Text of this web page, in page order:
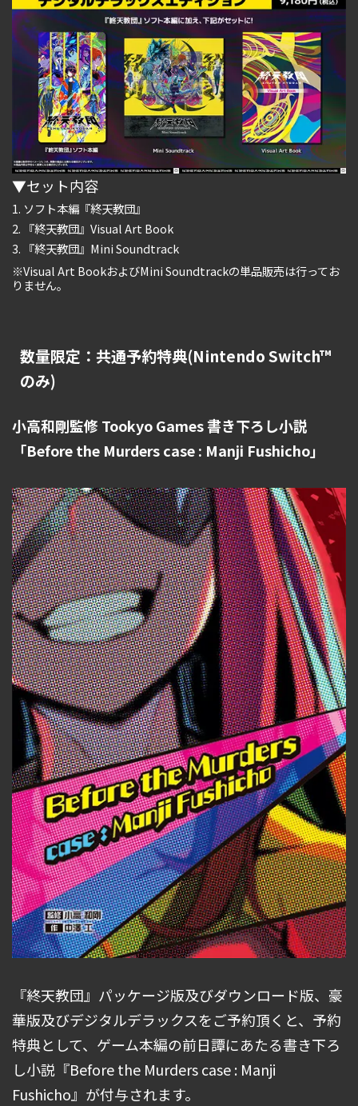
▼セット内容
ソフト本編『終天教団』
『終天教団』Visual Art Book
『終天教団』Mini Soundtrack
※Visual Art BookおよびMini Soundtrackの単品販売は行ってお
りません。
数量限定：共通予約特典(Nintendo Switch™
のみ)
小高和剛監修 Tookyo Games 書き下ろし小説
「Before the Murders case : Manji Fushicho」
『終天教団』パッケージ版及びダウンロード版、豪
華版及びデジタルデラックスをご予約頂くと、予約
特典として、ゲーム本編の前日譚にあたる書き下ろ
し小説『Before the Murders case : Manji
Fushicho』が付与されます。